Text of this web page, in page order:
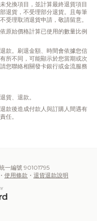
兌換項目，並計算最終退貨項目
退貨，不受理部分退貨。且每筆
受理取消退貨申請，敬請留意。
原始價格計算已使用的數量比例
款。刷退金額、時間會依據您信
所不同，可能顯示於您當期或次
您聯絡相關發卡銀行或金流服務
貨、退款。
款後造成付款人與訂購人間遇有
任。
一編號 90101795
・ 使用條款 ・ 退貨退款說明